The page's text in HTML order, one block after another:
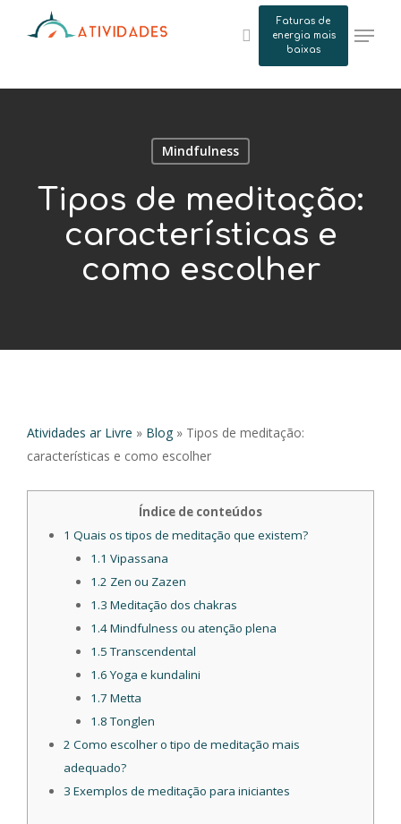
search
Faturas de
energia mais
baixas
Mindfulness
Tipos de meditação:
características e
como escolher
Atividades ar Livre » Blog » Tipos de meditação:
características e como escolher
Índice de conteúdos
1 Quais os tipos de meditação que existem?
1.1 Vipassana
1.2 Zen ou Zazen
1.3 Meditação dos chakras
1.4Mindfulness ou atenção plena
1.5Transcendental
1.6 Yoga e kundalini
1.7 Metta
1.8Tonglen
2 Como escolher o tipo de meditação mais
adequado?
3 Exemplos de meditação para iniciantes